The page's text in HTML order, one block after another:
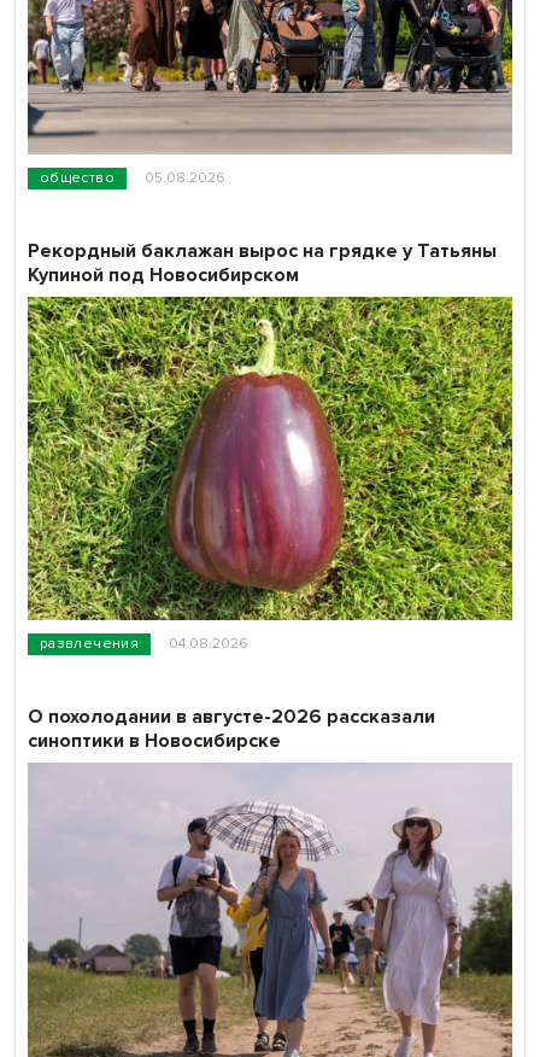
общество 05.08.2026
развлечения 04.08.2026
Рекордный баклажан вырос на грядке у Татьяны
Купиной под Новосибирском
О похолодании в августе-2026 рассказали
синоптики в Новосибирске